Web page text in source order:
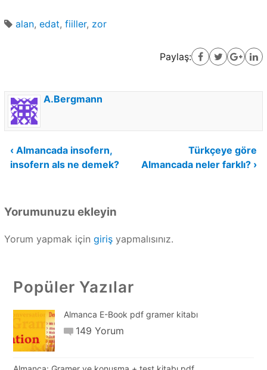
alan, edat, fiiller, zor
Paylaş:
A.Bergmann
Yazı
gezinmesi
‹ Almancada insofern,
insofern als ne demek?
Türkçeye göre
Almancada neler farklı? ›
Yorumunuzu ekleyin
Yorum yapmak için girişyapmalısınız.
Popüler Yazılar
Almanca E-Book pdf gramer kitabı
149 Yorum